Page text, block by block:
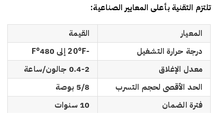
تلتزم التقنية بأعلى المعايير الصناعية:
المعيار
القيمة
درجة حرارة التشغيل
-20°F إلى 480°F
معدل الإغلاق
0.4-2 جالون/ساعة
الحد الأقصى لحجم التسرب
5/8 بوصة
فترة الضمان
10 سنوات